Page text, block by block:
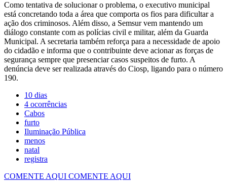
Como tentativa de solucionar o problema, o executivo municipal
está concretando toda a área que comporta os fios para dificultar a
ação dos criminosos. Além disso, a Semsur vem mantendo um
diálogo constante com as polícias civil e militar, além da Guarda
Municipal. A secretaria também reforça para a necessidade de apoio
do cidadão e informa que o contribuinte deve acionar as forças de
segurança sempre que presenciar casos suspeitos de furto. A
denúncia deve ser realizada através do Ciosp, ligando para o número
190.
10 dias
4 ocorrências
Cabos
furto
Iluminação Pública
menos
natal
registra
COMENTE AQUI COMENTE AQUI